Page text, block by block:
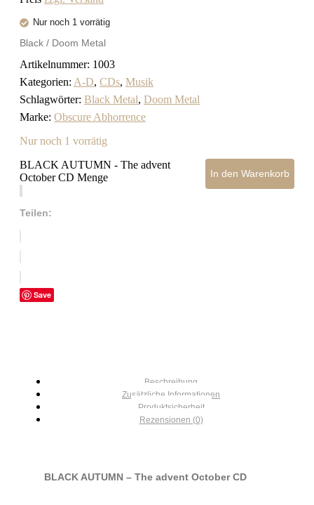
Nur noch 1 vorrätig
Black / Doom Metal
Artikelnummer: 1003
Kategorien: A-D, CDs, Musik
Schlagwörter: Black Metal, Doom Metal
Marke: Obscure Abhorrence
Nur noch 1 vorrätig
BLACK AUTUMN - The advent
October CD Menge
In den Warenkorb
Teilen:
Save
Beschreibung
Zusätzliche Informationen
Produktsicherheit
Rezensionen (0)
BLACK AUTUMN – The advent October CD